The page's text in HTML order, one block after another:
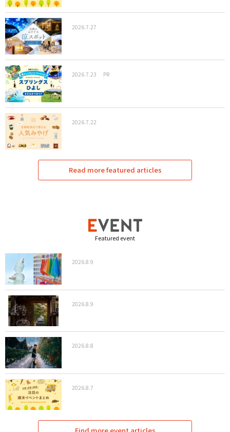
2026.7.27
2026.7.23 PR
2026.7.22
Read more featured articles
Featured event
2026.8.9
2026.8.9
2026.8.8
2026.8.7